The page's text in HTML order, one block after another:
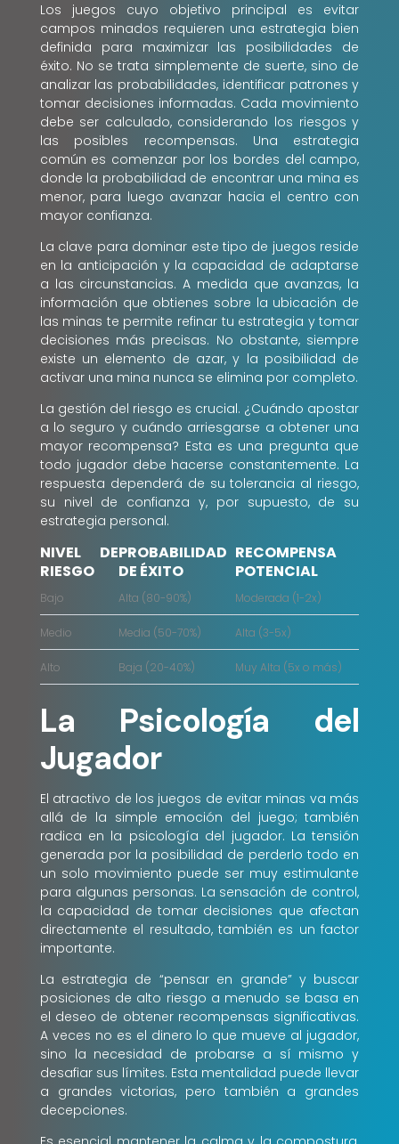
Los juegos cuyo objetivo principal es evitar
campos minados requieren una estrategia bien
definida para maximizar las posibilidades de
éxito. No se trata simplemente de suerte, sino de
analizar las probabilidades, identificar patrones y
tomar decisiones informadas. Cada movimiento
debe ser calculado, considerando los riesgos y
las posibles recompensas. Una estrategia
común es comenzar por los bordes del campo,
donde la probabilidad de encontrar una mina es
menor, para luego avanzar hacia el centro con
mayor confianza.
La clave para dominar este tipo de juegos reside
en la anticipación y la capacidad de adaptarse
a las circunstancias. A medida que avanzas, la
información que obtienes sobre la ubicación de
las minas te permite refinar tu estrategia y tomar
decisiones más precisas. No obstante, siempre
existe un elemento de azar, y la posibilidad de
activar una mina nunca se elimina por completo.
La gestión del riesgo es crucial. ¿Cuándo apostar
a lo seguro y cuándo arriesgarse a obtener una
mayor recompensa? Esta es una pregunta que
todo jugador debe hacerse constantemente. La
respuesta dependerá de su tolerancia al riesgo,
su nivel de confianza y, por supuesto, de su
estrategia personal.
NIVEL DE
RIESGO
PROBABILIDAD
DE ÉXITO
RECOMPENSA
POTENCIAL
Bajo Alta (80-90%) Moderada (1-2x)
Medio Media (50-70%) Alta (3-5x)
Alto Baja (20-40%) Muy Alta (5x o más)
La Psicología del
Jugador
El atractivo de los juegos de evitar minas va más
allá de la simple emoción del juego; también
radica en la psicología del jugador. La tensión
generada por la posibilidad de perderlo todo en
un solo movimiento puede ser muy estimulante
para algunas personas. La sensación de control,
la capacidad de tomar decisiones que afectan
directamente el resultado, también es un factor
importante.
La estrategia de “pensar en grande” y buscar
posiciones de alto riesgo a menudo se basa en
el deseo de obtener recompensas significativas.
A veces no es el dinero lo que mueve al jugador,
sino la necesidad de probarse a sí mismo y
desafiar sus límites. Esta mentalidad puede llevar
a grandes victorias, pero también a grandes
decepciones.